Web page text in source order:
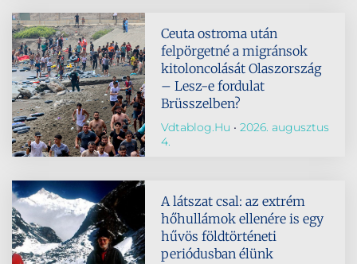
Ceuta ostroma után
felpörgetné a migránsok
kitoloncolását Olaszország
– Lesz-e fordulat
Brüsszelben?
Vdtablog.hu
2026. augusztus
4.
A látszat csal: az extrém
hőhullámok ellenére is egy
hűvös földtörténeti
periódusban élünk